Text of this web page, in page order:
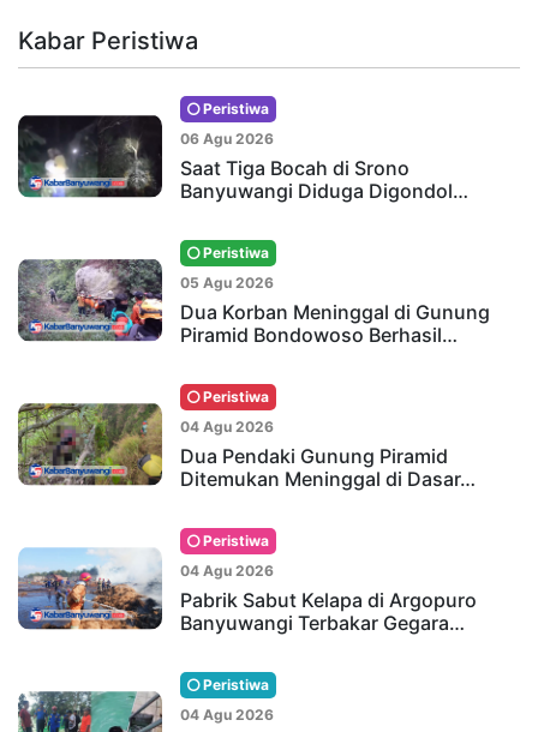
Kabar Peristiwa
Peristiwa
06 Agu 2026
Saat Tiga Bocah di Srono
Banyuwangi Diduga Digondol…
Peristiwa
05 Agu 2026
Dua Korban Meninggal di Gunung
Piramid Bondowoso Berhasil…
Peristiwa
04 Agu 2026
Dua Pendaki Gunung Piramid
Ditemukan Meninggal di Dasar…
Peristiwa
04 Agu 2026
Pabrik Sabut Kelapa di Argopuro
Banyuwangi Terbakar Gegara…
Peristiwa
04 Agu 2026